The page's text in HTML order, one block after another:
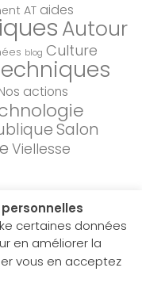
AT aides
Autour
blog Culture
actions
Salon
Viellesse
réservés.
certaines données
en améliorer la
vous en acceptez